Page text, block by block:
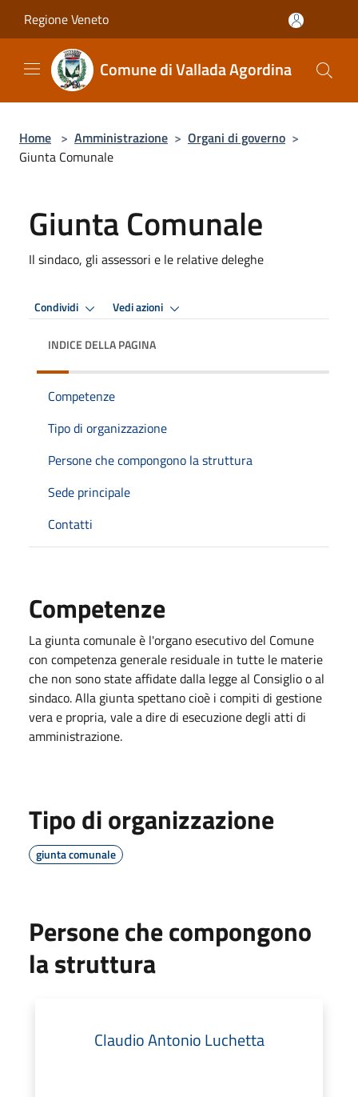
Regione Veneto
Comune di Vallada Agordina
Home > Amministrazione > Organi di governo >
Giunta Comunale
Giunta Comunale
Il sindaco, gli assessori e le relative deleghe
Condividi Vedi azioni
INDICE DELLA PAGINA
Competenze
Tipo di organizzazione
Persone che compongono la struttura
Sede principale
Contatti
Competenze
La giunta comunale è l'organo esecutivo del Comune
con competenza generale residuale in tutte le materie
che non sono state affidate dalla legge al Consiglio o al
sindaco. Alla giunta spettano cioè i compiti di gestione
vera e propria, vale a dire di esecuzione degli atti di
amministrazione.
Tipo di organizzazione
giunta comunale
Persone che compongono
la struttura
Claudio Antonio Luchetta